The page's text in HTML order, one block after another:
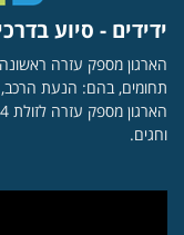
ידידים - סיוע
הארגון מספק עזרה
תחומים, בהם: הנעת
וחגים.